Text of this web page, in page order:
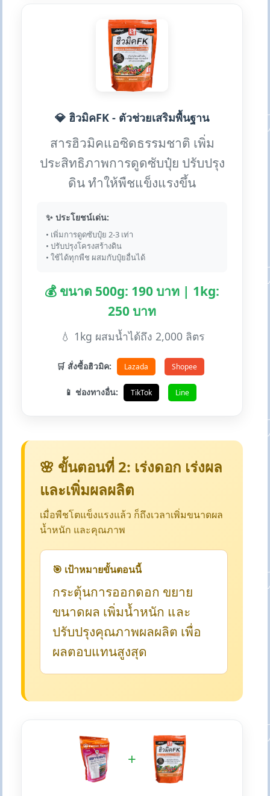
💎 ฮิวมิคFK - ตัวช่วยเสริมพื้นฐาน
สารฮิวมิคแอซิดธรรมชาติ เพิ่ม
ประสิทธิภาพการดูดซับปุ๋ย ปรับปรุง
ดิน ทำให้พืชแข็งแรงขึ้น
✨ ประโยชน์เด่น:
• เพิ่มการดูดซับปุ๋ย 2-3 เท่า
• ปรับปรุงโครงสร้างดิน
• ใช้ได้ทุกพืช ผสมกับปุ๋ยอื่นได้
💰 ขนาด 500g: 190 บาท | 1kg:
250 บาท
💧 1kg ผสมน้ำได้ถึง 2,000 ลิตร
🛒 สั่งซื้อฮิวมิค: Lazada Shopee
📱 ช่องทางอื่น: TikTok Line
🌸 ขั้นตอนที่ 2: เร่งดอก เร่งผล
และเพิ่มผลผลิต
เมื่อพืชโตแข็งแรงแล้ว ก็ถึงเวลาเพิ่มขนาดผล
น้ำหนัก และคุณภาพ
🎯 เป้าหมายขั้นตอนนี้
กระตุ้นการออกดอก ขยาย
ขนาดผล เพิ่มน้ำหนัก และ
ปรับปรุงคุณภาพผลผลิต เพื่อ
ผลตอบแทนสูงสุด
+